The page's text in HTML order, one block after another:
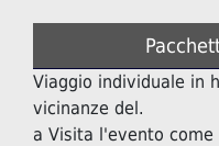
Viaggio individuale in
vicinanze del.
a Visita l'evento